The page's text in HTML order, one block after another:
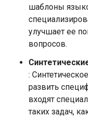
шаблоны
улучшает ее
вопросов.
:
развить
входят
таких задач,